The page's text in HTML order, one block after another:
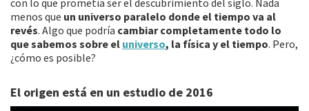
menos que un universo paralelo donde el tiempo va al
revés. Algo que podría cambiar completamente todo lo
que sabemos sobre el universo, la física y el tiempo. Pero,
¿cómo es posible?
El origen está en un estudio de 2016